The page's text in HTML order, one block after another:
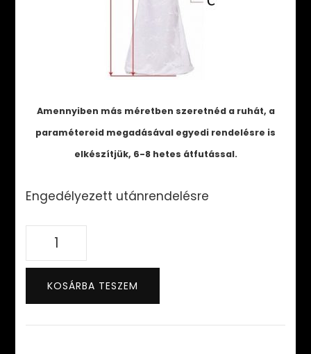
Amennyiben más méretben szeretnéd a ruhát, a
paramétereid megadásával egyedi rendelésre is
elkészítjük, 6-8 hetes átfutással.
Engedélyezett utánrendelésre
Helena
Dress
mennyiség
KOSÁRBA TESZEM